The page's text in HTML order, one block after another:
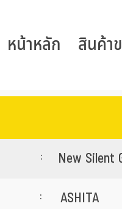
หน้าหลัก สินค้า
: New Silent
:
ASHITA